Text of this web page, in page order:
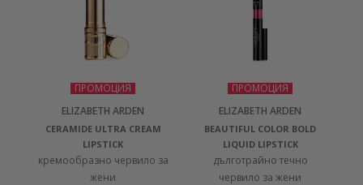
ПРОМОЦИЯ
ELIZABETH ARDEN
CERAMIDE ULTRA CREAM
LIPSTICK
кремообразно червило за
жени
ПРОМОЦИЯ
ELIZABETH ARDEN
BEAUTIFUL COLOR BOLD
LIQUID LIPSTICK
дълготрайно течно
червило за жени